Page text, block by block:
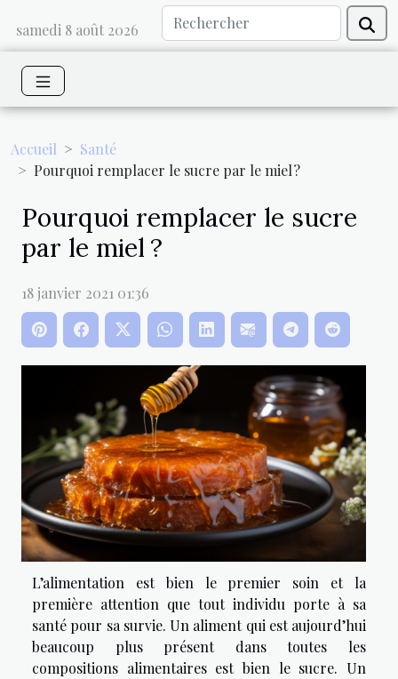
samedi 8 août 2026
Accueil
Santé
Pourquoi remplacer le sucre par le miel ?
Pourquoi remplacer le sucre
par le miel ?
18 janvier 2021 01:36
L’alimentation est bien le premier soin et la
première attention que tout individu porte à sa
santé pour sa survie. Un aliment qui est aujourd’hui
beaucoup plus présent dans toutes les
compositions alimentaires est bien le sucre. Un